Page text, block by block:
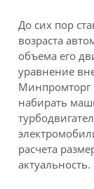
До сих пор
возраста
объема его
уравнение
Минпромторг
набирать
расчета
актуальность.